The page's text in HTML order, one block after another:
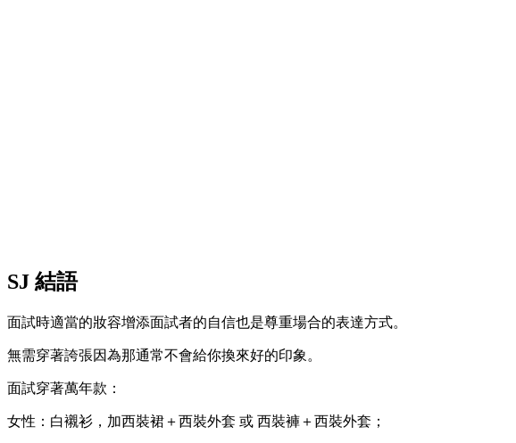
SJ 結語
面試時適當的妝容增添面試者的自信也是尊重場合的表達方式。
無需穿著誇張因為那通常不會給你換來好的印象。
面試穿著萬年款：
女性：白襯衫，加西裝裙＋西裝外套 或 西裝褲＋西裝外套；